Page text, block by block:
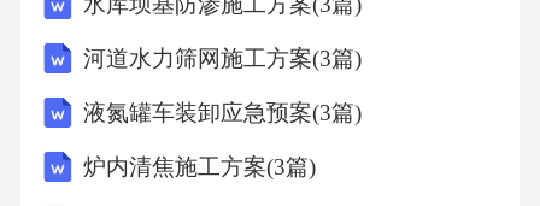
河道水力筛网施工方案(3篇)
液氮罐车装卸应急预案(3篇)
炉内清焦施工方案(3篇)